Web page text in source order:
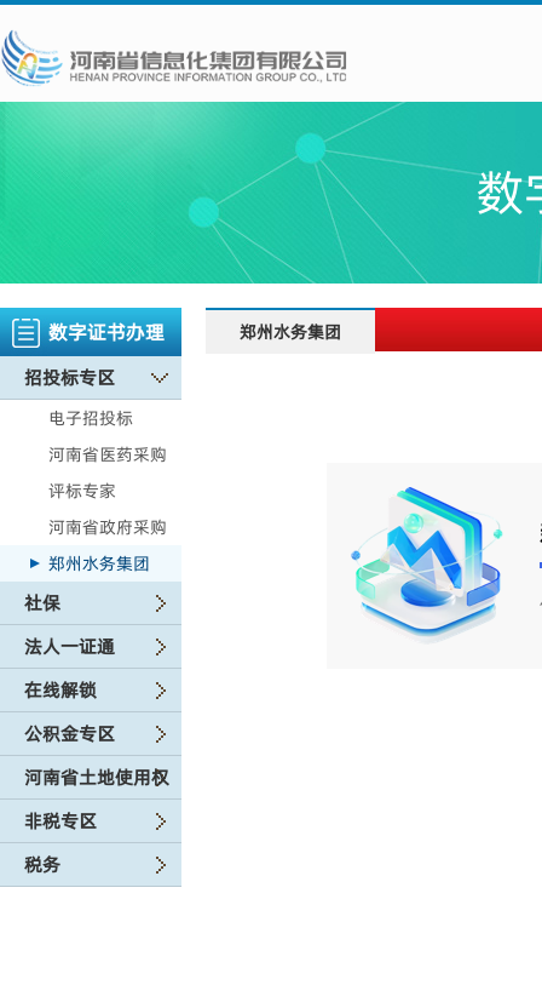
数
数字证书办理
招投标专区
电子招投标
河南省医药采购
评标专家
河南省政府采购
郑州水务集团
社保
法人一证通
在线解锁
公积金专区
河南省土地使用权
非税专区
税务
郑州水务集团